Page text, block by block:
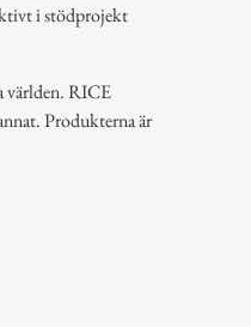
i stödprojekt
världen. RICE
Produkterna är